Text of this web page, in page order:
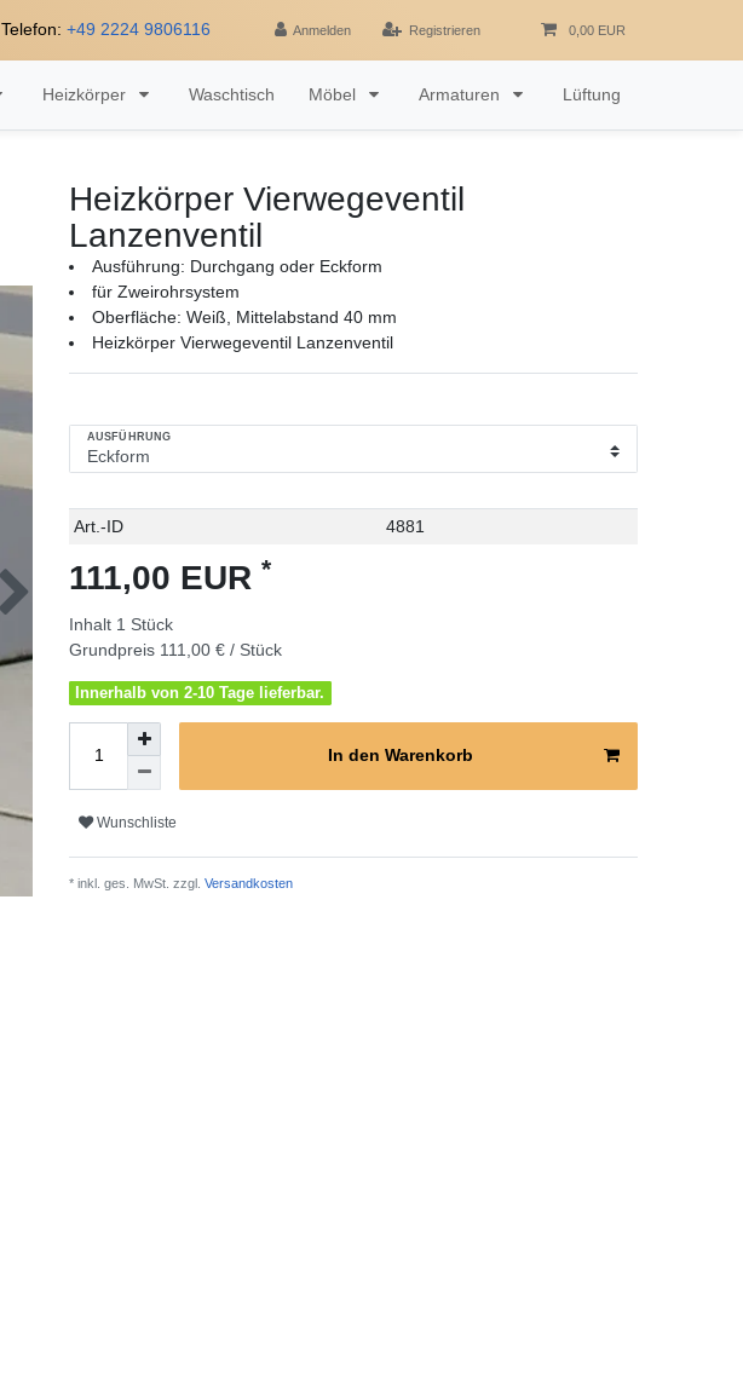
Telefon: +49 2224 9806116 Anmelden Registrieren 0,00 EUR
Heizkörper Waschtisch Möbel Armaturen Lüftung
Heizkörper Vierwegeventil
Lanzenventil
Ausführung: Durchgang oder Eckform
für Zweirohrsystem
Oberfläche: Weiß, Mittelabstand 40 mm
Heizkörper Vierwegeventil Lanzenventil
AUSFÜHRUNG
Technisches
Wert
Art.-ID 4881
111,00 EUR *
Inhalt 1 Stück
Grundpreis 111,00 € / Stück
Innerhalb von 2-10 Tage lieferbar.
In den Warenkorb
Wunschliste
* inkl. ges. MwSt. zzgl. Versandkosten